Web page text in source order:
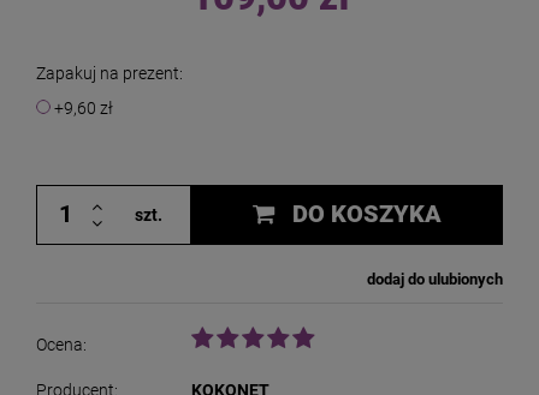
Zapakuj na prezent:
+9,60 zł
szt. DO KOSZYKA
dodaj do ulubionych
Ocena:
Producent: KOKONET